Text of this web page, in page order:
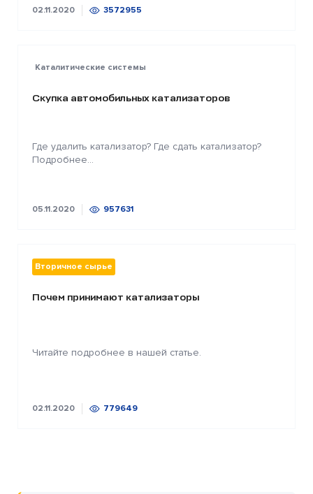
02.11.2020 3572955
Каталитические системы
Скупка автомобильных катализаторов
Где удалить катализатор? Где сдать катализатор?
Подробнее...
05.11.2020 957631
Вторичное сырье
Почем принимают катализаторы
Читайте подробнее в нашей статье.
02.11.2020 779649